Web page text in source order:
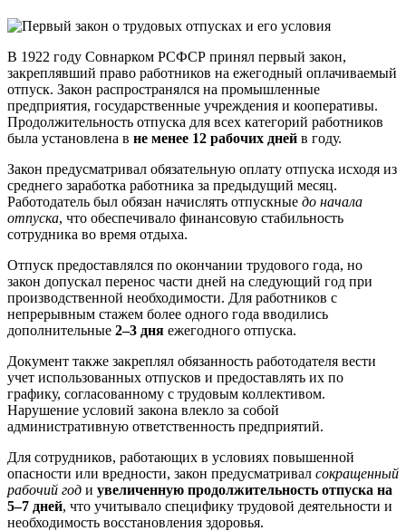
В 1922 году Совнарком РСФСР принял первый закон,
закреплявший право работников на ежегодный оплачиваемый
отпуск. Закон распространялся на промышленные
предприятия, государственные учреждения и кооперативы.
Продолжительность отпуска для всех категорий работников
была установлена в не менее 12 рабочих дней в году.
Закон предусматривал обязательную оплату отпуска исходя из
среднего заработка работника за предыдущий месяц.
Работодатель был обязан начислять отпускные до начала
отпуска, что обеспечивало финансовую стабильность
сотрудника во время отдыха.
Отпуск предоставлялся по окончании трудового года, но
закон допускал перенос части дней на следующий год при
производственной необходимости. Для работников с
непрерывным стажем более одного года вводились
дополнительные 2–3 дня ежегодного отпуска.
Документ также закреплял обязанность работодателя вести
учет использованных отпусков и предоставлять их по
графику, согласованному с трудовым коллективом.
Нарушение условий закона влекло за собой
административную ответственность предприятий.
Для сотрудников, работающих в условиях повышенной
опасности или вредности, закон предусматривал сокращенный
рабочий год и увеличенную продолжительность отпуска на
5–7 дней, что учитывало специфику трудовой деятельности и
необходимость восстановления здоровья.